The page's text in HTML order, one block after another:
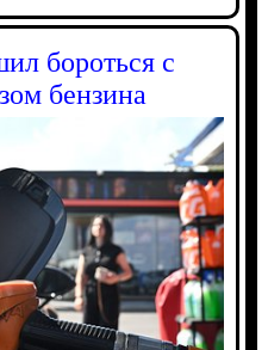
бороться с
бензина